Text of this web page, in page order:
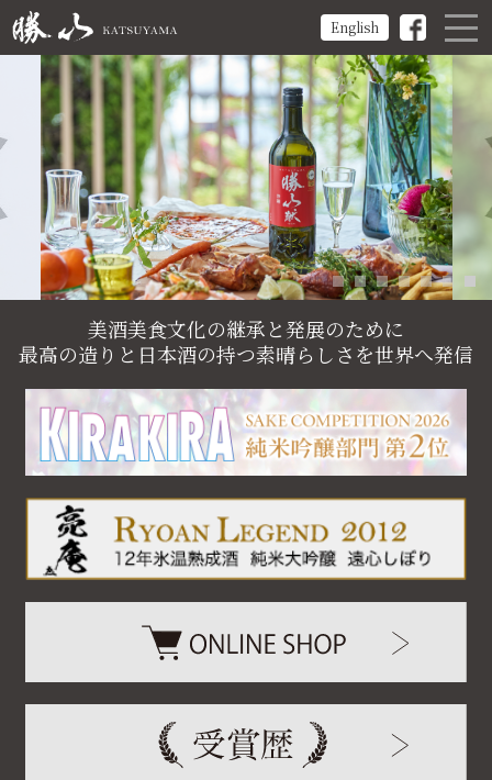
English
美酒美食文化の継承と発展のために
最高の造りと日本酒の持つ素晴らしさを世界へ発信